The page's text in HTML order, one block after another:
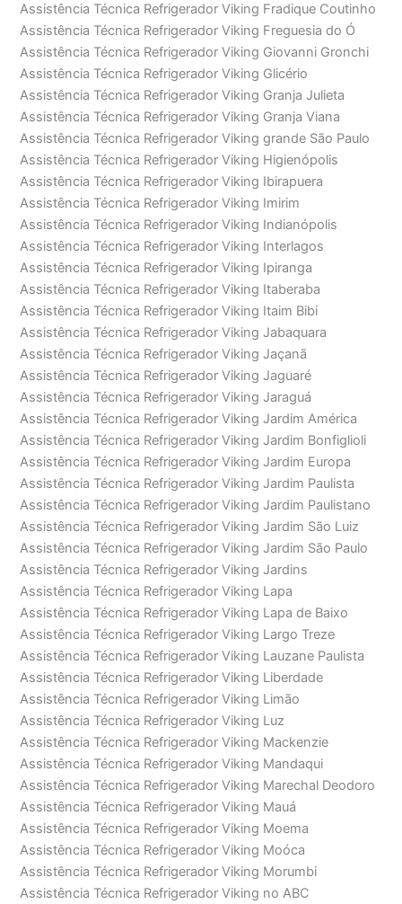
Assistência Técnica Refrigerador Viking Fradique Coutinho
Assistência Técnica Refrigerador Viking Freguesia do Ó
Assistência Técnica Refrigerador Viking Giovanni Gronchi
Assistência Técnica Refrigerador Viking Glicério
Assistência Técnica Refrigerador Viking Granja Julieta
Assistência Técnica Refrigerador Viking Granja Viana
Assistência Técnica Refrigerador Viking grande São Paulo
Assistência Técnica Refrigerador Viking Higienópolis
Assistência Técnica Refrigerador Viking Ibirapuera
Assistência Técnica Refrigerador Viking Imirim
Assistência Técnica Refrigerador Viking Indianópolis
Assistência Técnica Refrigerador Viking Interlagos
Assistência Técnica Refrigerador Viking Ipiranga
Assistência Técnica Refrigerador Viking Itaberaba
Assistência Técnica Refrigerador Viking Itaim Bibi
Assistência Técnica Refrigerador Viking Jabaquara
Assistência Técnica Refrigerador Viking Jaçanã
Assistência Técnica Refrigerador Viking Jaguaré
Assistência Técnica Refrigerador Viking Jaraguá
Assistência Técnica Refrigerador Viking Jardim América
Assistência Técnica Refrigerador Viking Jardim Bonfiglioli
Assistência Técnica Refrigerador Viking Jardim Europa
Assistência Técnica Refrigerador Viking Jardim Paulista
Assistência Técnica Refrigerador Viking Jardim Paulistano
Assistência Técnica Refrigerador Viking Jardim São Luiz
Assistência Técnica Refrigerador Viking Jardim São Paulo
Assistência Técnica Refrigerador Viking Jardins
Assistência Técnica Refrigerador Viking Lapa
Assistência Técnica Refrigerador Viking Lapa de Baixo
Assistência Técnica Refrigerador Viking Largo Treze
Assistência Técnica Refrigerador Viking Lauzane Paulista
Assistência Técnica Refrigerador Viking Liberdade
Assistência Técnica Refrigerador Viking Limão
Assistência Técnica Refrigerador Viking Luz
Assistência Técnica Refrigerador Viking Mackenzie
Assistência Técnica Refrigerador Viking Mandaqui
Assistência Técnica Refrigerador Viking Marechal Deodoro
Assistência Técnica Refrigerador Viking Mauá
Assistência Técnica Refrigerador Viking Moema
Assistência Técnica Refrigerador Viking Moóca
Assistência Técnica Refrigerador Viking Morumbi
Assistência Técnica Refrigerador Viking no ABC